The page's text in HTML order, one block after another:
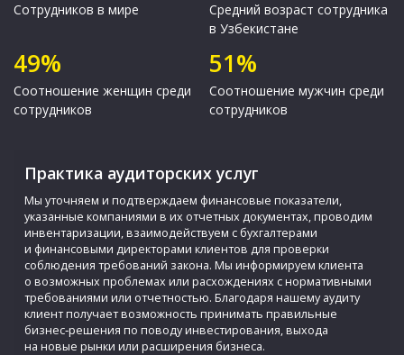
Сотрудников в мире
Средний возраст сотрудника
в Узбекистане
49%
Соотношение женщин среди
сотрудников
51%
Соотношение мужчин среди
сотрудников
Практика аудиторских услуг
Мы уточняем и подтверждаем финансовые показатели,
указанные компаниями в их отчетных документах, проводим
инвентаризации, взаимодействуем с бухгалтерами
и финансовыми директорами клиентов для проверки
соблюдения требований закона. Мы информируем клиента
о возможных проблемах или расхождениях с нормативными
требованиями или отчетностью. Благодаря нашему аудиту
клиент получает возможность принимать правильные
бизнес‑решения по поводу инвестирования, выхода
на новые рынки или расширения бизнеса.